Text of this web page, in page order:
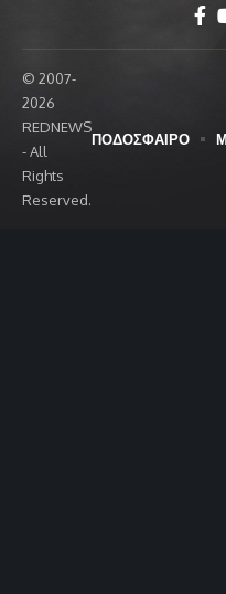
© 2007-
2026
REDNEWS
- All
Rights
Reserved.
ΠΟΔΟΣΦΑΙΡΟ